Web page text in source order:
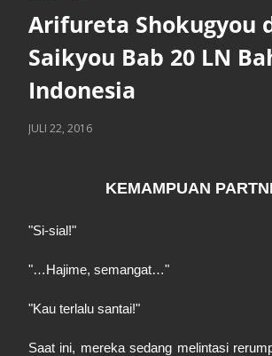
Arifureta Shokugyou
Saikyou Bab 20 LN
Indonesia
JULI 22, 2016
KEMAMPUAN
"Si-sial!"
"…Hajime, semangat…"
"Kau terlalu santai!"
Saat ini, mereka sedang melintasi